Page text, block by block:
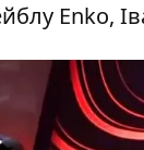
Enko,